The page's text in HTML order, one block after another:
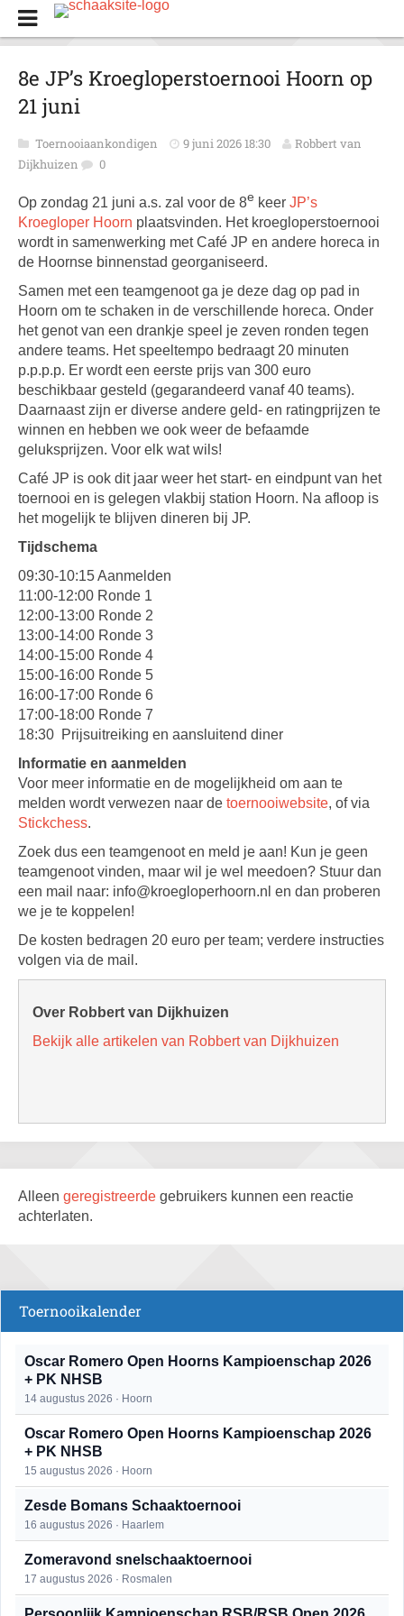
8e JP’s Kroegloperstoernooi Hoorn op
21 juni
Toernooiaankondigen 9 juni 2026 18:30
Robbert van
Dijkhuizen
0
Op zondag 21 juni a.s. zal voor de 8e keer JP’s
Kroegloper Hoorn plaatsvinden. Het kroeglopers­toernooi
wordt in samenwerking met Café JP en andere horeca in
de Hoornse binnenstad georganiseerd.
Samen met een teamgenoot ga je deze dag op pad in
Hoorn om te schaken in de verschillende horeca. Onder
het genot van een drankje speel je zeven ronden tegen
andere teams. Het speeltempo bedraagt 20 minuten
p.p.p.p. Er wordt een eerste prijs van 300 euro
beschikbaar gesteld (gegarandeerd vanaf 40 teams).
Daarnaast zijn er diverse andere geld- en ratingprijzen te
winnen en hebben we ook weer de befaamde
geluksprijzen. Voor elk wat wils!
Café JP is ook dit jaar weer het start- en eindpunt van het
toernooi en is gelegen vlakbij station Hoorn. Na afloop is
het mogelijk te blijven dineren bij JP.
Tijdschema
09:30-10:15 Aanmelden
11:00-12:00 Ronde 1
12:00-13:00 Ronde 2
13:00-14:00 Ronde 3
14:00-15:00 Ronde 4
15:00-16:00 Ronde 5
16:00-17:00 Ronde 6
17:00-18:00 Ronde 7
18:30 Prijsuitreiking en aansluitend diner
Informatie en aanmelden
Voor meer informatie en de mogelijkheid om aan te
melden wordt verwezen naar de toernooiwebsite, of via
Stickchess.
Zoek dus een teamgenoot en meld je aan! Kun je geen
teamgenoot vinden, maar wil je wel meedoen? Stuur dan
een mail naar: info@kroegloperhoorn.nl en dan proberen
we je te koppelen!
De kosten bedragen 20 euro per team; verdere instructies
volgen via de mail.
Over Robbert van Dijkhuizen
Bekijk alle artikelen van Robbert van Dijkhuizen
Alleen geregistreerde gebruikers kunnen een reactie
achterlaten.
Toernooikalender
Oscar Romero Open Hoorns Kampioenschap 2026
+ PK NHSB
14 augustus 2026 · Hoorn
Oscar Romero Open Hoorns Kampioenschap 2026
+ PK NHSB
15 augustus 2026 · Hoorn
Zesde Bomans Schaaktoernooi
16 augustus 2026 · Haarlem
Zomeravond snelschaaktoernooi
17 augustus 2026 · Rosmalen